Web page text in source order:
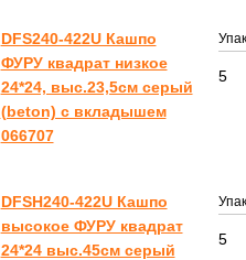
DFS240-422U Кашпо
ФУРУ квадрат низкое
24*24, выс.23,5см серый
(beton) с вкладышем
066707
5
DFSH240-422U Кашпо
высокое ФУРУ квадрат
24*24 выс.45см серый
5